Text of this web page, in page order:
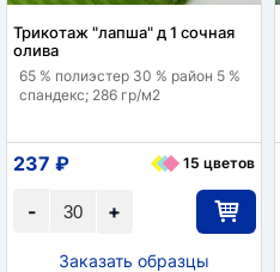
Трикотаж "лапша" д 1 сочная
олива
65 % полиэстер 30 % район 5 %
спандекс; 286 гр/м2
+
-
237 ₽ 15 цветов
Заказать образцы